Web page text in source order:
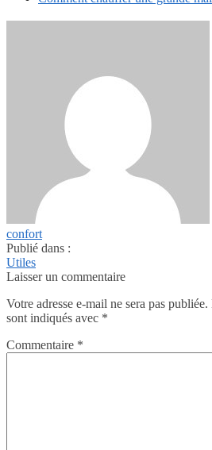
confort
Publié dans :
Utiles
Laisser un commentaire
Votre adresse e-mail ne sera pas publiée.
sont indiqués avec *
Commentaire *